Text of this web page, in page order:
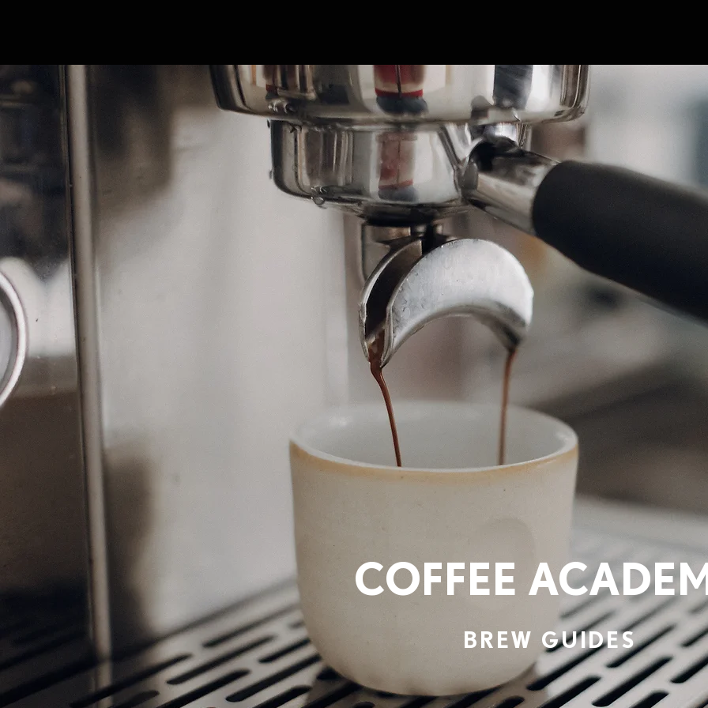
COFFEE
BREW GUIDES